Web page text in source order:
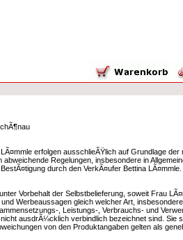
erfolgen ausschlieÃŸlich auf Grundlage der
Regelungen, insbesondere in
durch den VerkÃ¤ufer Bettina LÃ¤mmle.
Vorbehalt der Selbstbelieferung, soweit Frau
Werbeaussagen gleich welcher Art, insbesondere
, Leistungs-, Verbrauchs- und
ausdrÃ¼cklich verbindlich bezeichnet sind. Sie
von den Produktangaben gelten als